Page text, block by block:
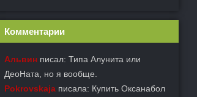
Комментарии
Альвин писал: Типа Алунита или
ДеоНата, но я вообще.
Pokrovskaja писала: Купить Оксанабол